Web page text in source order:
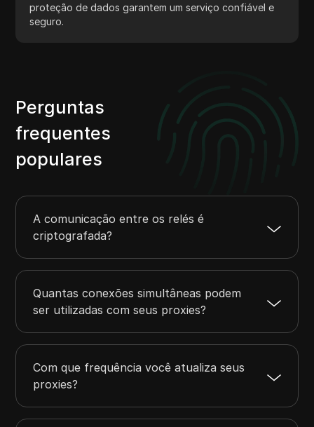
proteção de dados garantem um serviço confiável e
seguro.
Perguntas
frequentes
populares
A comunicação entre os relés é
criptografada?
Quantas conexões simultâneas podem
ser utilizadas com seus proxies?
Com que frequência você atualiza seus
proxies?